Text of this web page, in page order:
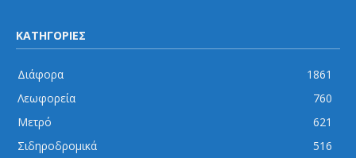
ΚΑΤΗΓΟΡΙΕΣ
Διάφορα
1861
Λεωφορεία
760
Μετρό
621
Σιδηροδρομικά
516